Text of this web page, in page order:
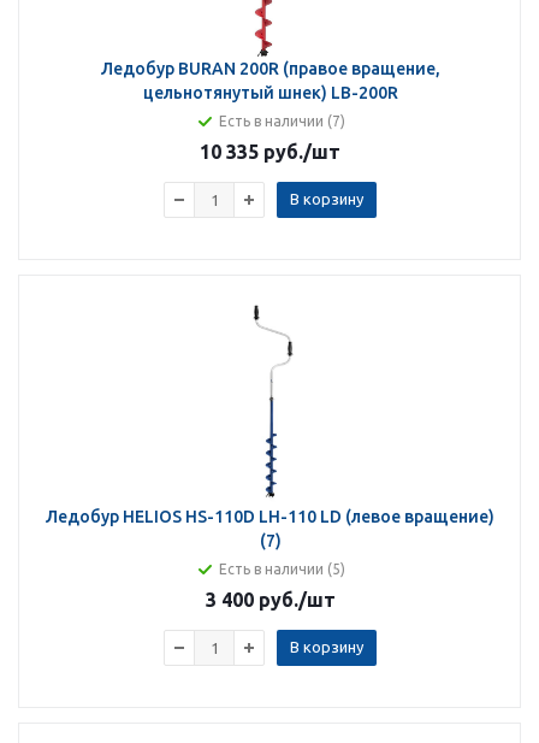
Ледобур BURAN 200R (правое вращение,
цельнотянутый шнек) LB-200R
Есть в наличии (7)
10 335 руб./шт
В корзину
Ледобур HELIOS HS-110D LH-110 LD (левое вращение)
(7)
Есть в наличии (5)
3 400 руб./шт
В корзину